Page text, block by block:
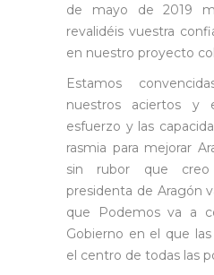
de mayo de 2019
revalidéis vuestra
en nuestro proyecto
Estamos
nuestros aciertos y
esfuerzo y las
rasmia para mejorar
sin rubor que
presidenta de Aragón
que Podemos va a
Gobierno en el que
el centro de todas las